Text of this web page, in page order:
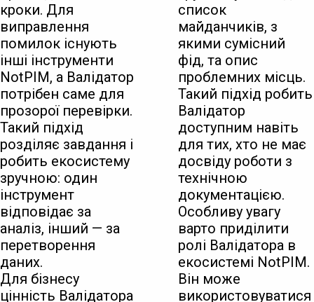
кроки. Для
виправлення
помилок існують
інші інструменти
NotPIM, а Валідатор
потрібен саме для
прозорої перевірки.
Такий підхід
розділяє завдання і
робить екосистему
зручною: один
інструмент
відповідає за
аналіз, інший — за
перетворення
даних.
Для бізнесу
цінність Валідатора
список
майданчиків, з
якими сумісний
фід, та опис
проблемних місць.
Такий підхід робить
Валідатор
доступним навіть
для тих, хто не має
досвіду роботи з
технічною
документацією.
Особливу увагу
варто приділити
ролі Валідатора в
екосистемі NotPIM.
Він може
використовуватися